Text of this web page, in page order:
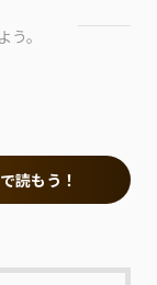
必死に耐え
。
読もう！